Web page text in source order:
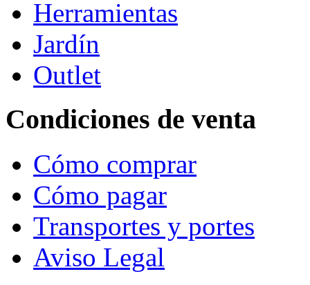
Herramientas
Jardín
Outlet
Condiciones de venta
Cómo comprar
Cómo pagar
Transportes y portes
Aviso Legal